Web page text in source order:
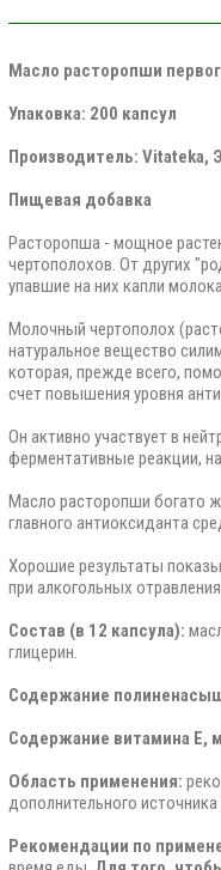
Масло расторопши
Упаковка: 200 капсул
Производитель: Vitateka,
Пищевая добавка
Расторопша - мощное
чертополохов. От других
упавшие на них капли
Молочный чертополох
натуральное вещество
которая, прежде всего,
счет повышения уровня
Он активно участвует в
ферментативные реакции,
Масло расторопши богато
главного антиоксиданта
Хорошие результаты
при алкогольных
Состав (в 12 капсула):
глицерин.
Содержание
Содержание витамина Е,
Область применения:
дополнительного
Рекомендации по